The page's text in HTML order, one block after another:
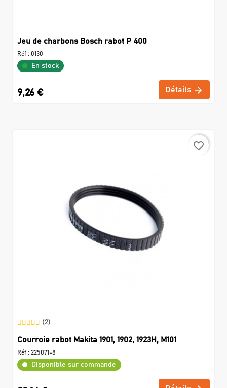
Jeu de charbons Bosch rabot P 400
Réf : 0130
En stock
9,26 € Détails
favorite_border
(2)
Courroie rabot Makita 1901, 1902, 1923H, M101
Réf : 225071-8
Disponible sur commande